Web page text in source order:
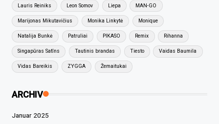
Lauris Reiniks Leon Somov Liepa MAN-GO
Marijonas Mikutavičius Monika Linkytė Monique
Natalija Bunkė Patruliai PIKASO Remix Rihanna
Singapūras Satīns Tautinis brandas Tiesto Vaidas Baumila
Vidas Bareikis ZYGGA Žemaitukai
ARCHIV
Januar 2025